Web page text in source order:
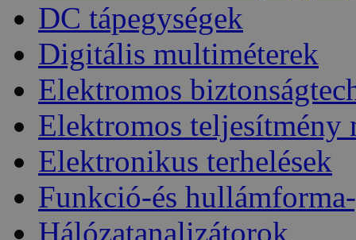
DC tápegységek
Digitális multiméterek
Elektromos
Elektromos teljesítmény
Elektronikus terhelések
Funkció-és
Hálózatanalizátorok